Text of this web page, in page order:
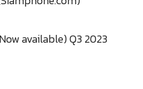
available) Q3 2023